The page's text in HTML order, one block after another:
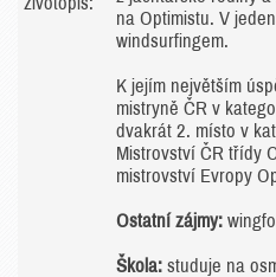
na Optimistu. V
windsurfingem.
K jejím největším
mistryně ČR v
dvakrát 2. místo v
Mistrovství ČR třídy
mistrovství Evropy
Ostatní zájmy:
Škola: studuje na